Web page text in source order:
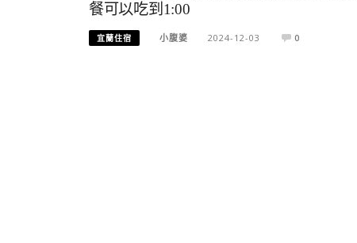
餐可以吃到1:00
宜蘭住宿 小腹婆 2024-12-03 0